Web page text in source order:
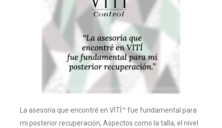
La asesoría que encontré en VITÍ™ fue fundamental para
mi posterior recuperación, Aspectos como la talla, el nivel